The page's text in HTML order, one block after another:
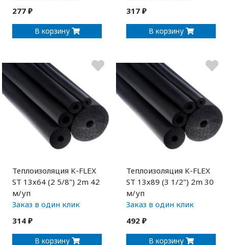
277 ₽
В корзину
317 ₽
В корзину
Теплоизоляция K-FLEX
ST 13х64 (2 5/8") 2m 42
м/уп
Заказ в один клик
314 ₽
В корзину
Теплоизоляция K-FLEX
ST 13х89 (3 1/2") 2m 30
м/уп
Заказ в один клик
492 ₽
В корзину